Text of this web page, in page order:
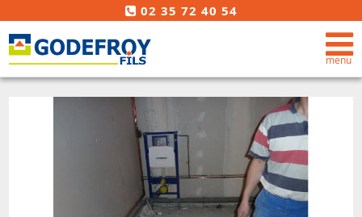
02 35 72 40 54